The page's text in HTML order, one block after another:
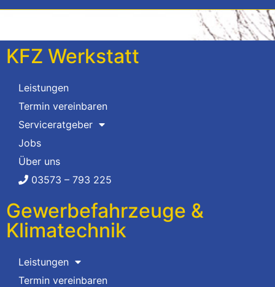
KFZ Werkstatt
Leistungen
Termin vereinbaren
Serviceratgeber
Jobs
Über uns
03573 – 793 225
Gewerbefahrzeuge &
Klimatechnik
Leistungen
Termin vereinbaren